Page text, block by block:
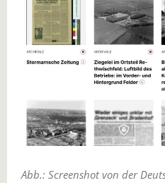
Abb.: Screenshot von der